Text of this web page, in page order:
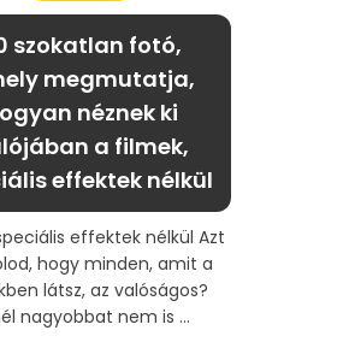
szokatlan fotó,
megmutatja,
néznek ki
a filmek,
effektek nélkül
effektek nélkül Azt
hogy minden, amit a
látsz, az valóságos?
nagyobbat nem is ...